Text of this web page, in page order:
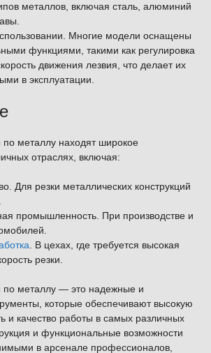
металлов, включая сталь, алюминий
Многие модели оснащены
функциями, такими как регулировка
движения лезвия, что делает их
в эксплуатации.
металлу находят широкое
отраслях, включая:
Для резки металлических конструкций
промышленность. При производстве и
. В цехах, где требуется высокая
резки.
металлу — это надежные и
которые обеспечивают высокую
и качество работы в самых различных
и функциональные возможности
в арсенале профессионалов,